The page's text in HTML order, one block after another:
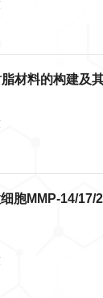
材料的构建及
胞MMP-14/17/